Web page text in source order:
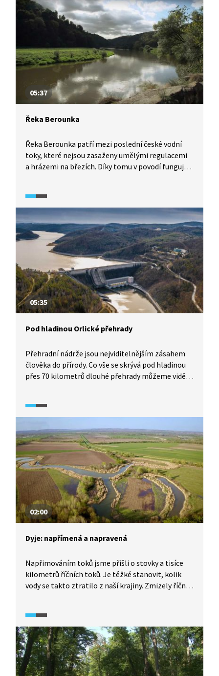
05:37
Řeka Berounka
Řeka Berounka patří mezi poslední české vodní
toky, které nejsou zasaženy umělými regulacemi
a hrázemi na březích. Díky tomu v povodí funguje
je Berounka neodmyslitelně spjatá.
05:35
Pod hladinou Orlické přehrady
Přehradní nádrže jsou nejviditelnějším zásahem
člověka do přírody. Co vše se skrývá pod hladinou
přes 70 kilometrů dlouhé přehrady můžeme vidět
upuštěná a některé staré silnice jezy i pobřežní
Na příkladu Orlické přehrady si alespoň částečně
připomeneme původní vzhled říční krajiny v této
oblasti před tím, než vznikla přírodní kaskáda.
02:00
Dyje: napřímená a napravená
Napřimováním toků jsme přišli o stovky a tisíce
kilometrů říčních toků. Je těžké stanovit, kolik
vody se takto ztratilo z naší krajiny. Zmizely říční
by někomu škodila. Tyto škody na velkých tocích je
těžké odstranit. Přesto to jde. Příkladem je
lokalita Obelisk na Dyji.